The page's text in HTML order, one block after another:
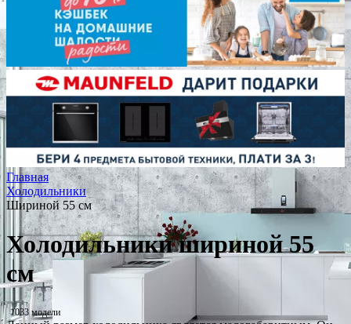
Главная
Холодильники
Шириной 55 см
Холодильники шириной 55
см
1033 модели